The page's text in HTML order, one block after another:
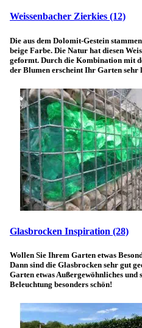
Weissenbacher Zierkies (12)
Die aus dem Dolomit-Gestein
beige Farbe. Die Natur hat diesen
geformt. Durch die Kombination mit
der Blumen erscheint Ihr Garten sehr
Glasbrocken Inspiration (28)
Wollen Sie Ihrem Garten etwas
Dann sind die Glasbrocken sehr gut
Garten etwas Außergewöhnliches
Beleuchtung besonders schön!